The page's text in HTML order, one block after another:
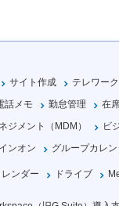
サイト作成
テレワーク
話メモ 勤怠管理
在
ジメント（MDM）
ビ
ンオン
グループカレ
レンダー ドライブ